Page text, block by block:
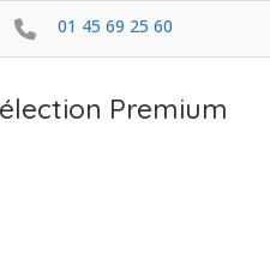
01 45 69 25 60
Premium